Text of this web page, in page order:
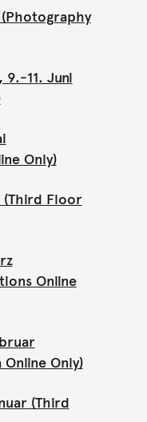
11. Juni
Only)
(Third Floor
Online
Online Only)
(Third